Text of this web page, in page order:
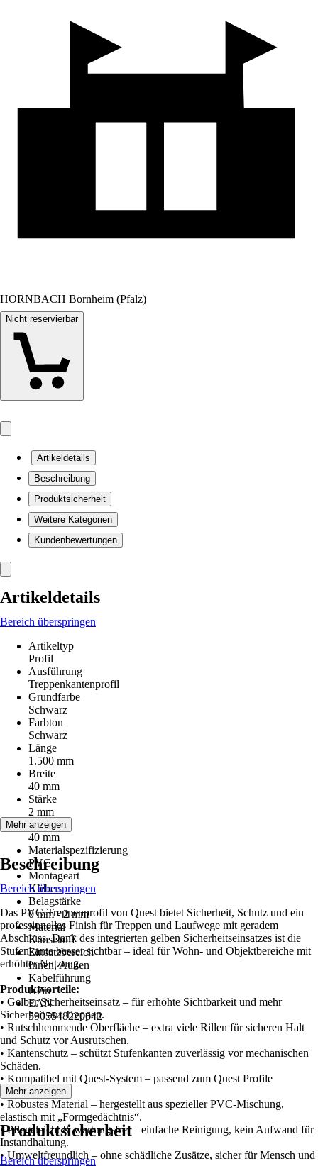
HORNBACH Bornheim (Pfalz)
Nicht reservierbar
Artikeldetails
Beschreibung
Produktsicherheit
Weitere Kategorien
Kundenbewertungen
Artikeldetails
Bereich überspringen
Artikeltyp
Profil
Ausführung
Treppenkantenprofil
Grundfarbe
Schwarz
Farbton
Schwarz
Länge
1.500 mm
Breite
40 mm
Stärke
2 mm
Höhe
40 mm
Materialspezifizierung
PVC
Montageart
Kleben
Belagstärke
0 mm - 2 mm
Material
Kunststoff
Einsatzbereich
Innen, Außen
Kabelführung
Nein
EAN
5905548220642
Mehr anzeigen
Beschreibung
Bereich überspringen
Das PVC-Treppenprofil von Quest bietet Sicherheit, Schutz und ein
professionelles Finish für Treppen und Laufwege mit geradem
Abschluss. Dank des integrierten gelben Sicherheitseinsatzes ist die
Stufenkante besser sichtbar – ideal für Wohn- und Objektbereiche mit
erhöhter Nutzung.
Produktvorteile:
• Gelber Sicherheitseinsatz – für erhöhte Sichtbarkeit und mehr
Sicherheit auf Treppen.
• Rutschhemmende Oberfläche – extra viele Rillen für sicheren Halt
und Schutz vor Ausrutschen.
• Kantenschutz – schützt Stufenkanten zuverlässig vor mechanischen
Schäden.
• Kompatibel mit Quest-System – passend zum Quest Profile
Treppensystem.
• Robustes Material – hergestellt aus spezieller PVC-Mischung,
elastisch mit „Formgedächtnis“.
• Pflegeleicht & wartungsfrei – einfache Reinigung, kein Aufwand für
Instandhaltung.
• Umweltfreundlich – ohne schädliche Zusätze, sicher für Mensch und
Mehr anzeigen
Produktsicherheit
Bereich überspringen